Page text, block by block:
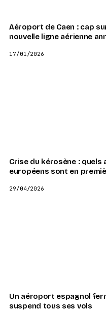
Aéroport de Caen : cap
nouvelle ligne aérienne
17/01/2026
Crise du kérosène :
européens sont en
29/04/2026
Un aéroport espagnol
suspend tous ses vols